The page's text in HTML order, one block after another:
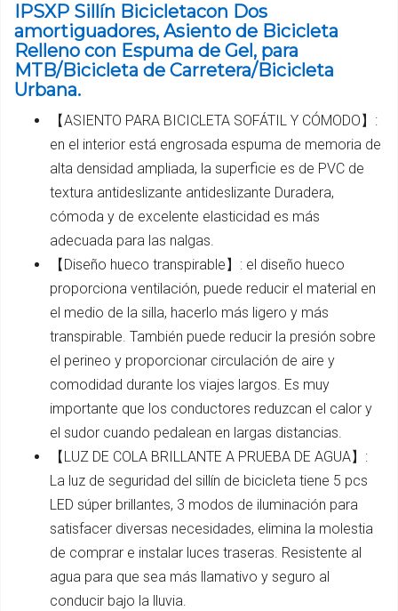
IPSXP Sillín Bicicletacon Dos
amortiguadores, Asiento de Bicicleta
Relleno con Espuma de Gel, para
MTB/Bicicleta de Carretera/Bicicleta
Urbana.
【ASIENTO PARA BICICLETA SOFÁTIL Y CÓMODO】:
en el interior está engrosada espuma de memoria de
alta densidad ampliada, la superficie es de PVC de
textura antideslizante antideslizante Duradera,
cómoda y de excelente elasticidad es más
adecuada para las nalgas.
【Diseño hueco transpirable】: el diseño hueco
proporciona ventilación, puede reducir el material en
el medio de la silla, hacerlo más ligero y más
transpirable. También puede reducir la presión sobre
el perineo y proporcionar circulación de aire y
comodidad durante los viajes largos. Es muy
importante que los conductores reduzcan el calor y
el sudor cuando pedalean en largas distancias.
【LUZ DE COLA BRILLANTE A PRUEBA DE AGUA】:
La luz de seguridad del sillín de bicicleta tiene 5 pcs
LED súper brillantes, 3 modos de iluminación para
satisfacer diversas necesidades, elimina la molestia
de comprar e instalar luces traseras. Resistente al
agua para que sea más llamativo y seguro al
conducir bajo la lluvia.